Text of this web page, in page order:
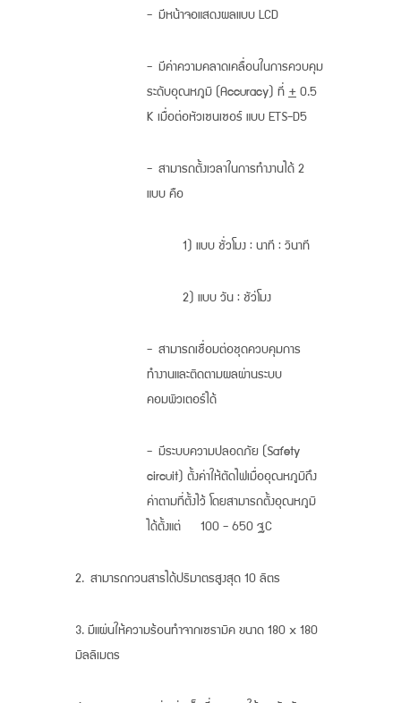
- มีหน้าจอแสดงผลแบบ LCD
- มีค่าความคลาดเคลื่อนในการควบคุม
ระดับอุณหภูมิ (Accuracy) ที่+0.5
K เมื่อต่อหัวเซนเซอร์ แบบ ETS-D5
- สามารถตั้งเวลาในการทำงานได้ 2
แบบ คือ
1) แบบ ชั่วโมง : นาที : วินาที
2) แบบ วัน : ชัว่โมง
- สามารถเชื่อมต่อชุดควบคุมการ
ทำงานและติดตามผลผ่านระบบ
คอมพิวเตอร์ได้
- มีระบบความปลอดภัย (Safety
circuit) ตั้งค่าให้ตัดไฟเมื่ออุณหภูมิถึง
ค่าตามที่ตั้งไว้ โดยสามารถตั้งอุณหภูมิ
ได้ตั้งแต่ 100 - 650 °C
2. สามารถกวนสารได้ปริมาตรสูงสุด 10 ลิตร
3. มีแผ่นให้ความร้อนทำจากเซรามิค ขนาด 180 x 180
มิลลิเมตร